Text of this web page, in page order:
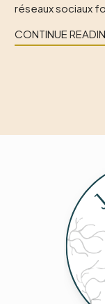
réseaux sociaux
CONTINUE